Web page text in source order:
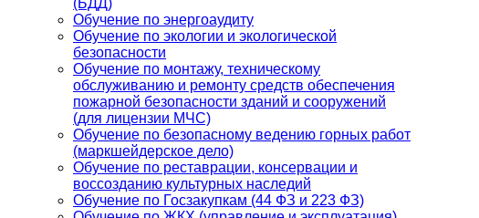
Обучение по энергоаудиту
Обучение по экологии и экологической
безопасности
Обучение по монтажу, техническому
обслуживанию и ремонту средств обеспечения
пожарной безопасности зданий и сооружений
(для лицензии МЧС)
Обучение по безопасному ведению горных работ
(маркшейдерское дело)
Обучение по реставрации, консервации и
воссозданию культурных наследий
Обучение по Госзакупкам (44 ФЗ и 223 ФЗ)